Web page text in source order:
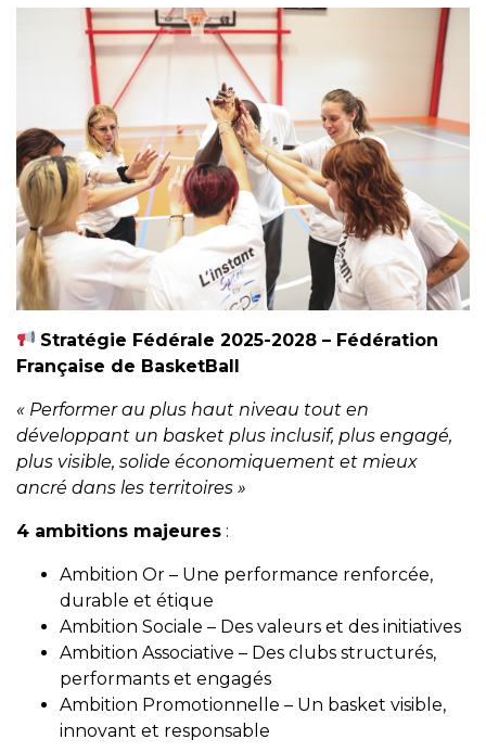
Stratégie Fédérale 2025-2028 – Fédération
Française de BasketBall
« Performer au plus haut niveau tout en
développant un basket plus inclusif, plus engagé,
plus visible, solide économiquement et mieux
ancré dans les territoires »
4 ambitions majeures :
Ambition Or – Une performance renforcée,
durable et étique
Ambition Sociale – Des valeurs et des initiatives
Ambition Associative – Des clubs structurés,
performants et engagés
Ambition Promotionnelle – Un basket visible,
innovant et responsable